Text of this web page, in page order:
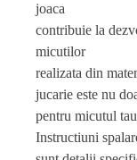
joaca
contribuie la
micutilor
realizata din
jucarie este nu
pentru micutul tau
Instructiuni